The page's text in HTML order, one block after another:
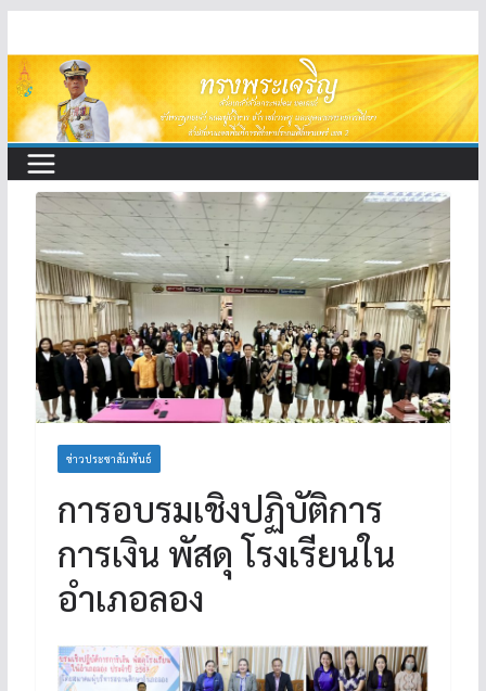
to
content
ข่าวประชาสัมพันธ์
การอบรมเชิงปฏิบัติการ
การเงิน พัสดุ โรงเรียนใน
อำเภอลอง